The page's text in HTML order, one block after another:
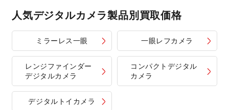
人気デジタルカメラ製品別買取価格
ミラーレス一眼 一眼レフカメラ
レンジファインダー
デジタルカメラ
コンパクトデジタル
カメラ
デジタルトイカメラ